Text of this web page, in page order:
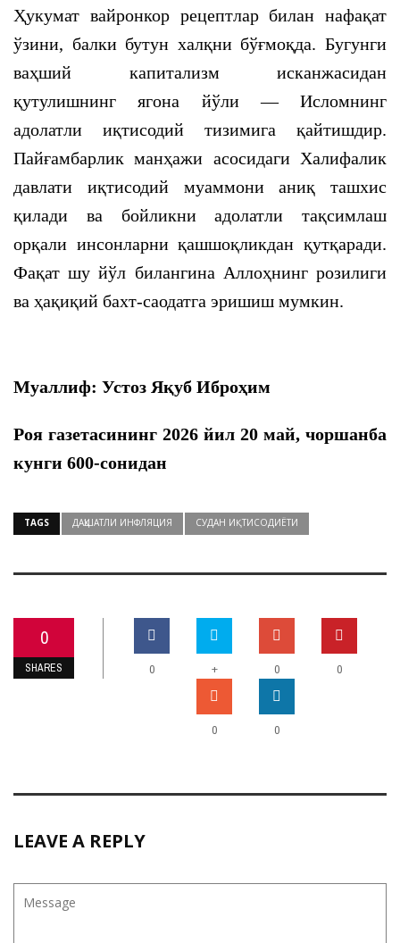
Ҳукумат вайронкор рецептлар билан нафақат
ўзини, балки бутун халқни бўғмоқда. Бугунги
ваҳший капитализм исканжасидан
қутулишнинг ягона йўли — Исломнинг
адолатли иқтисодий тизимига қайтишдир.
Пайғамбарлик манҳажи асосидаги Халифалик
давлати иқтисодий муаммони аниқ ташхис
қилади ва бойликни адолатли тақсимлаш
орқали инсонларни қашшоқликдан қутқаради.
Фақат шу йўл билангина Аллоҳнинг розилиги
ва ҳақиқий бахт-саодатга эришиш мумкин.
Муаллиф: Устоз Яқуб Иброҳим
Роя газетасининг 2026 йил 20 май, чоршанба
кунги 600-сонидан
TAGS ДАҲШАТЛИ ИНФЛЯЦИЯ СУДАН ИҚТИСОДИЁТИ
0
SHARES 0 + 0 0
0 0
LEAVE A REPLY